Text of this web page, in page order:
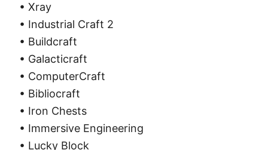
• Xray
• Industrial Craft 2
• Buildcraft
• Galacticraft
• ComputerCraft
• Bibliocraft
• Iron Chests
• Immersive Engineering
• Lucky Block